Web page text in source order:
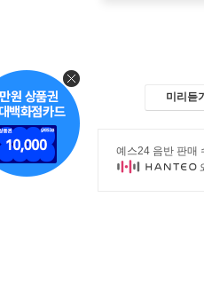
미리듣기
예스24 음반 판매